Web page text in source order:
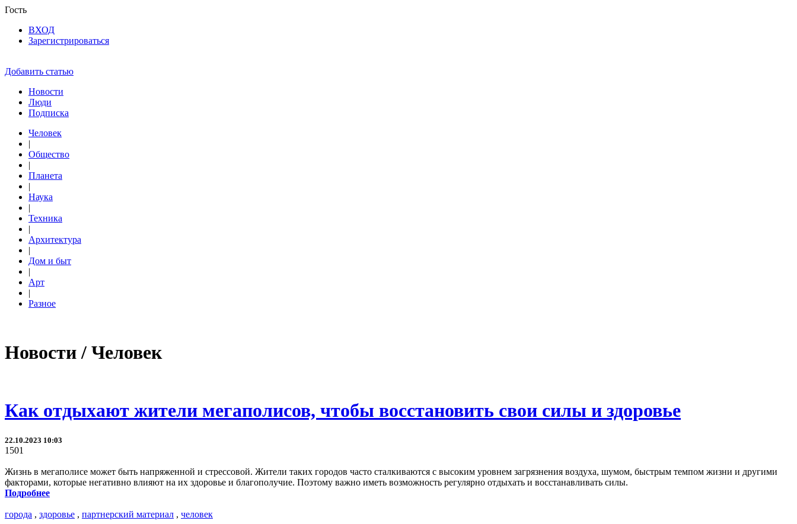
Гость
ВХОД
Зарегистрироваться
Добавить статью
Новости
Люди
Подписка
Человек
|
Общество
|
Планета
|
Наука
|
Техника
|
Архитектура
|
Дом и быт
|
Арт
|
Разное
Новости / Человек
Как отдыхают жители мегаполисов, чтобы восстановить свои силы и здоровье
22.10.2023 10:03
1501
Жизнь в мегаполисе может быть напряженной и стрессовой. Жители таких городов часто сталкиваются с высоким уровнем загрязнения воздуха, шумом, быстрым темпом жизни и другими
факторами, которые негативно влияют на их здоровье и благополучие. Поэтому важно иметь возможность регулярно отдыхать и восстанавливать силы.
Подробнее
города , здоровье , партнерский материал , человек